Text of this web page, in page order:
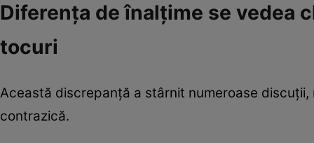
Diferența de înalțime se vedea
tocuri
Această discrepanță a stârnit numeroase
contrazică.